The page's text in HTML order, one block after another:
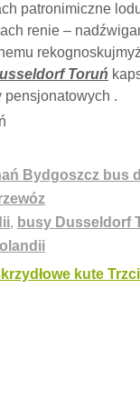
patronimiczne
renie –
Toruń
pensjonatowych .
Bydgoszcz bus
, busy Dusseldorf
kute